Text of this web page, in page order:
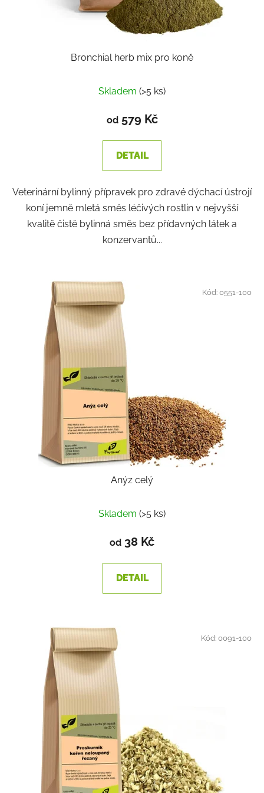
Bronchial herb mix pro koně
hodnocení
produktu
z
hvězdiček.
Skladem (>5 ks)
od579 Kč
DETAIL
Veterinární bylinný přípravek pro zdravé dýchací ústrojí
koní jemně mletá směs léčivých rostlin v nejvyšší
kvalitě čistě bylinná směs bez přídavných látek a
konzervantů...
Anýz celý
Skladem (>5 ks)
od 38 Kč
DETAIL
Kód:0551-100
Kód:0091-100